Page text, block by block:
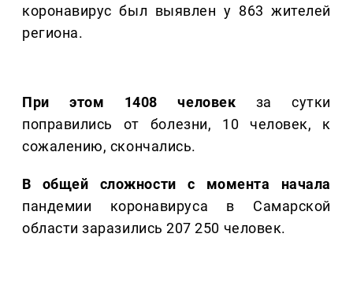
коронавирус был выявлен у 863 жителей
региона.
При этом 1408 человек за сутки
поправились от болезни, 10 человек, к
сожалению, скончались.
В общей сложности с момента начала
пандемии коронавируса в Самарской
области заразились 207 250 человек.